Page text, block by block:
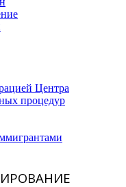
Центра
процедур